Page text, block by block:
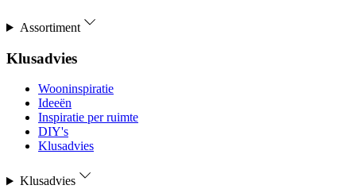
Assortiment
Klusadvies
Wooninspiratie
Ideeën
Inspiratie per ruimte
DIY's
Klusadvies
Klusadvies